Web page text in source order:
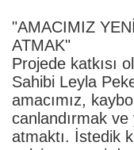
"AMACIMIZ
ATMAK"
Projede katkısı
Sahibi Leyla
amacımız,
canlandırmak
atmaktı. İstedik